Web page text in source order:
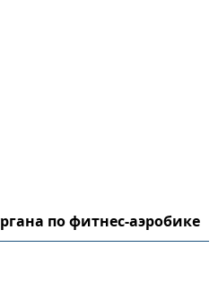
по фитнес-аэробике